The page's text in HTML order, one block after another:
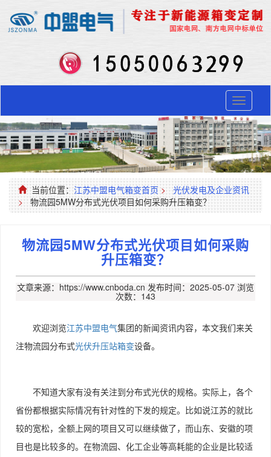
Toggle
当前位置：江苏中盟电气箱变首页 >
光伏发电及企业资讯
> 物流园5MW分布式光伏项目如何采购升压箱变？
物流园5MW分布式光伏项目如何采购
升压箱变？
文章来源：https://www.cnboda.cn 发布时间：2025-05-07 浏览
次数：143
欢迎浏览江苏中盟电气集团的新闻资讯内容，本文我们来关
注物流园分布式光伏升压站箱变设备。
不知道大家有没有关注到分布式光伏的规格。实际上，各个
省份都根据实际情况有针对性的下发的规定。比如说江苏的就比
较的宽松，全额上网的项目又可以继续做了，而山东、安徽的项
目也是比较多的。在物流园、化工企业等高耗能的企业是比较适